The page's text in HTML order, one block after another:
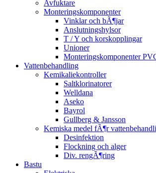
Avfuktare
Monteringskomponenter
Vinklar och bÃ¶jar
Anslutningshylsor
T / Y och korskopplingar
Unioner
Monteringskomponenter
Vattenbehandling
Kemikaliekontroller
Saltklorinatorer
Welldana
Aseko
Bayrol
Gullberg & Jansson
Kemiska medel fÃ¶r
Desinfektion
Flockning och alger
Div. rengÃ¶ring
Bastu